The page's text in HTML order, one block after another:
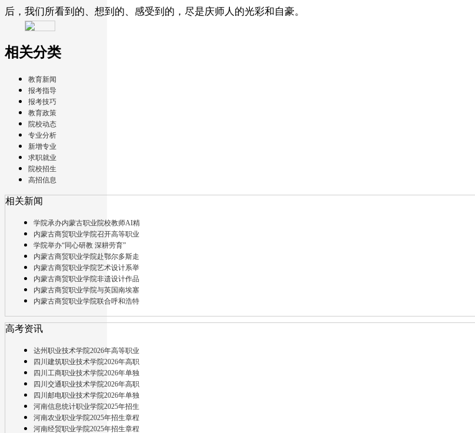
后，我们所看到的、想到的、感受到的，尽是庆师人的光彩和自豪。
相关分类
教育新闻
报考指导
报考技巧
教育政策
院校动态
专业分析
新增专业
求职就业
院校招生
高招信息
相关新闻
学院承办内蒙古职业院校教师AI精
内蒙古商贸职业学院召开高等职业
学院举办“同心研教 深耕劳育”
内蒙古商贸职业学院赴鄂尔多斯走
内蒙古商贸职业学院艺术设计系举
内蒙古商贸职业学院非遗设计作品
内蒙古商贸职业学院与英国南埃塞
内蒙古商贸职业学院联合呼和浩特
高考资讯
达州职业技术学院2026年高等职业
四川建筑职业技术学院2026年高职
四川工商职业技术学院2026年单独
四川交通职业技术学院2026年高职
四川邮电职业技术学院2026年单独
河南信息统计职业学院2025年招生
河南农业职业学院2025年招生章程
河南经贸职业学院2025年招生章程